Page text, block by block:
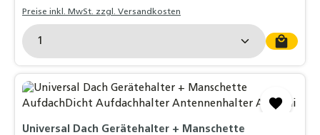
Preise inkl. MwSt. zzgl. Versandkosten
Produkt Anzahl: Gib den gewünschten Wert
Universal Dach Gerätehalter + Manschette